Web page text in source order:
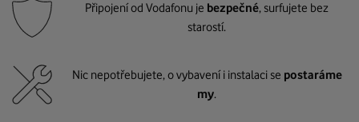
Připojení od Vodafonu je bezpečné, surfujete bez
starostí.
Nic nepotřebujete, o vybavení i instalaci se postaráme
my.